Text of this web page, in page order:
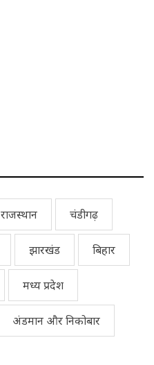
राजस्थान चंडीगढ़
झारखंड बिहार
मध्य प्रदेश
अंडमान और निकोबार